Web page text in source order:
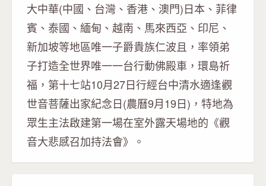
大中華(中國、台灣、香港、澳門)日本、菲律
賓、泰國、緬甸、越南、馬來西亞、印尼、
新加坡等地區唯一子爵貴族仁波且，率領弟
子打造全世界唯一一台行動佛殿車，環島祈
福，第十七站10月27日行經台中清水適逢觀
世音菩薩出家紀念日(農曆9月19日)，特地為
眾生主法啟建第一場在室外露天場地的《觀
音大悲感召加持法會》。